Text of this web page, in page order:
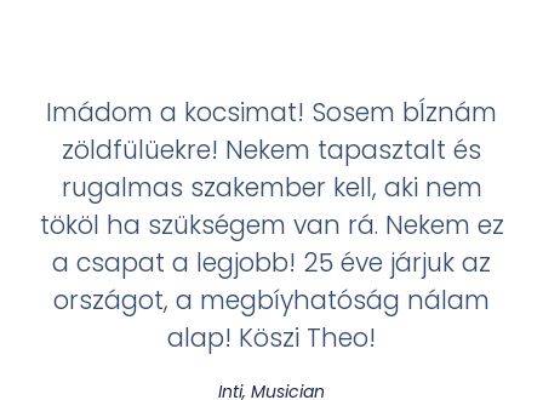
Imádom a kocsimat! Sosem bÍznám
zöldfülüekre! Nekem tapasztalt és
rugalmas szakember kell, aki nem
tököl ha szükségem van rá. Nekem ez
a csapat a legjobb! 25 éve járjuk az
országot, a megbíyhatóság nálam
alap! Köszi Theo!
Inti, Musician